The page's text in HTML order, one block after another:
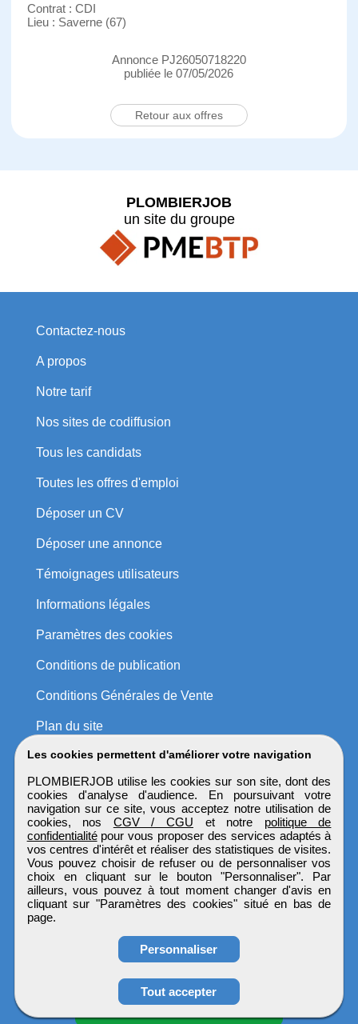
Candidature spontanée
Contrat : CDI
Lieu : Saverne (67)
Annonce PJ26050718220
publiée le 07/05/2026
Retour aux offres
Les cookies permettent d'améliorer votre navigation
PLOMBIERJOB utilise les cookies sur son site, dont des
cookies d'analyse d'audience. En poursuivant votre
navigation sur ce site, vous acceptez notre utilisation de
cookies, nos CGV / CGU et notre politique de
confidentialitépour vous proposer des services adaptés à
vos centres d'intérêt et réaliser des statistiques de visites.
Vous pouvez choisir de refuser ou de personnaliser vos
choix en cliquant sur le bouton "Personnaliser". Par
ailleurs, vous pouvez à tout moment changer d'avis en
cliquant sur "Paramètres des cookies" situé en bas de
page.
Personnaliser
Tout accepter
PLOMBIERJOB
un site du groupe
Contactez-nous
A propos
Notre tarif
Nos sites de codiffusion
Tous les candidats
Toutes les offres d'emploi
Déposer un CV
Déposer une annonce
Témoignages utilisateurs
Informations légales
Paramètres des cookies
Conditions de publication
Conditions Générales de Vente
Plan du site
PLOMBIERJOB
Tous droits réservés © 1999 - 2026